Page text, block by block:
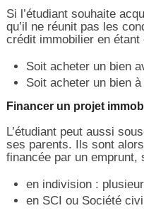
Si l’étudiant souhaite
qu’il ne réunit pas les
crédit immobilier en étant
Soit acheter un bien
Soit acheter un bien
Financer un projet
L’étudiant peut aussi
ses parents. Ils sont
financée par un emprunt,
en indivision :
en SCI ou Société